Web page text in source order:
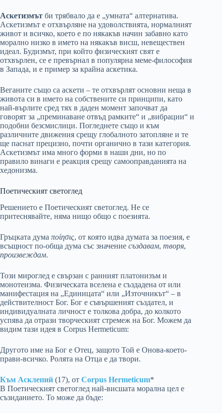
Аскетизмът би трябвало да е „умната“ алтернатива.
Аскетизмът е отхвърляне на удоволствията, нормалният
живот и всичко, което е по някакъв начин забавно като
морално низко в името на някакъв висш, невеществен
идеал. Будизмът, при който физическият свят е
отхвърлен, се е превърнал в популярна меме-философия
в Запада, и е пример за крайна аскетика.
Веганите също са аскети – те отхвърлят основни неща в
живота си в името на собствените си принципи, като
най-върлите сред тях в даден момент започват да
говорят за „преминаване отвъд рамките“ и „вибрации“ и
подобни безсмислици. Погледнете също и към
различните движения срещу глобалното затопляне и те
ще паснат прецизно, почти органично в тази категория.
Аскетизмът има много форми в наши дни, но по
правило винаги е реакция срещу самооправданията на
хедонизма.
Поетическият светоглед
Решението е Поетическият светоглед. Не се
притеснявайте, няма нищо общо с поезията.
Гръцката дума ποίησις, от която идва думата за поезия, е
всъщност по-обща дума със значение създавам, творя,
произвеждам.
Този мироглед е свързан с ранният платонизъм и
монотеизма. Физическата вселена е създадена от или
манифестация на „Единицата“ или „Източникът“ – в
действителност Бог. Бог е съвършеният създател, и
индивидуалната личност е толкова добра, до колкото
успява да отрази творческият стремеж на Бог. Можем да
видим тази идея в Corpus Hermeticum:
Другото име на Бог е Отец, защото Той е Онова-което-
прави-всичко. Ролята на Отца е да твори.
Към Асклепий (17), от Corpus Hermeticum*
В Поетическият светоглед най-висшата морална цел е
съзиданието. То може да бъде: